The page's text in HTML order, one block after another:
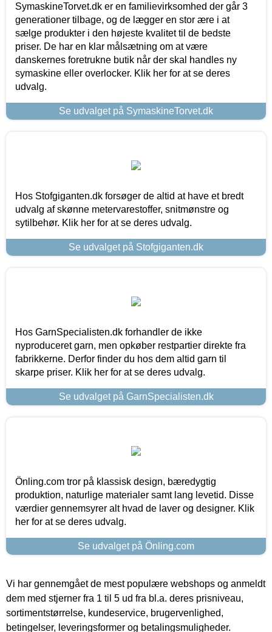
SymaskineTorvet.dk er en familievirksomhed der går 3
generationer tilbage, og de lægger en stor ære i at
sælge produkter i den højeste kvalitet til de bedste
priser. De har en klar målsætning om at være
danskernes foretrukne butik når der skal handles ny
symaskine eller overlocker. Klik her for at se deres
udvalg.
Se udvalget på SymaskineTorvet.dk
Hos Stofgiganten.dk forsøger de altid at have et bredt
udvalg af skønne metervarestoffer, snitmønstre og
sytilbehør. Klik her for at se deres udvalg.
Se udvalget på Stofgiganten.dk
Hos GarnSpecialisten.dk forhandler de ikke
nyproduceret garn, men opkøber restpartier direkte fra
fabrikkerne. Derfor finder du hos dem altid garn til
skarpe priser. Klik her for at se deres udvalg.
Se udvalget på GarnSpecialisten.dk
Önling.com tror på klassisk design, bæredygtig
produktion, naturlige materialer samt lang levetid. Disse
værdier gennemsyrer alt hvad de laver og designer. Klik
her for at se deres udvalg.
Se udvalget på Önling.com
Vi har gennemgået de mest populære webshops og anmeldt
dem med stjerner fra 1 til 5 ud fra bl.a. deres prisniveau,
sortimentstørrelse, kundeservice, brugervenlighed,
betingelser, leveringsformer og betalingsmuligheder.